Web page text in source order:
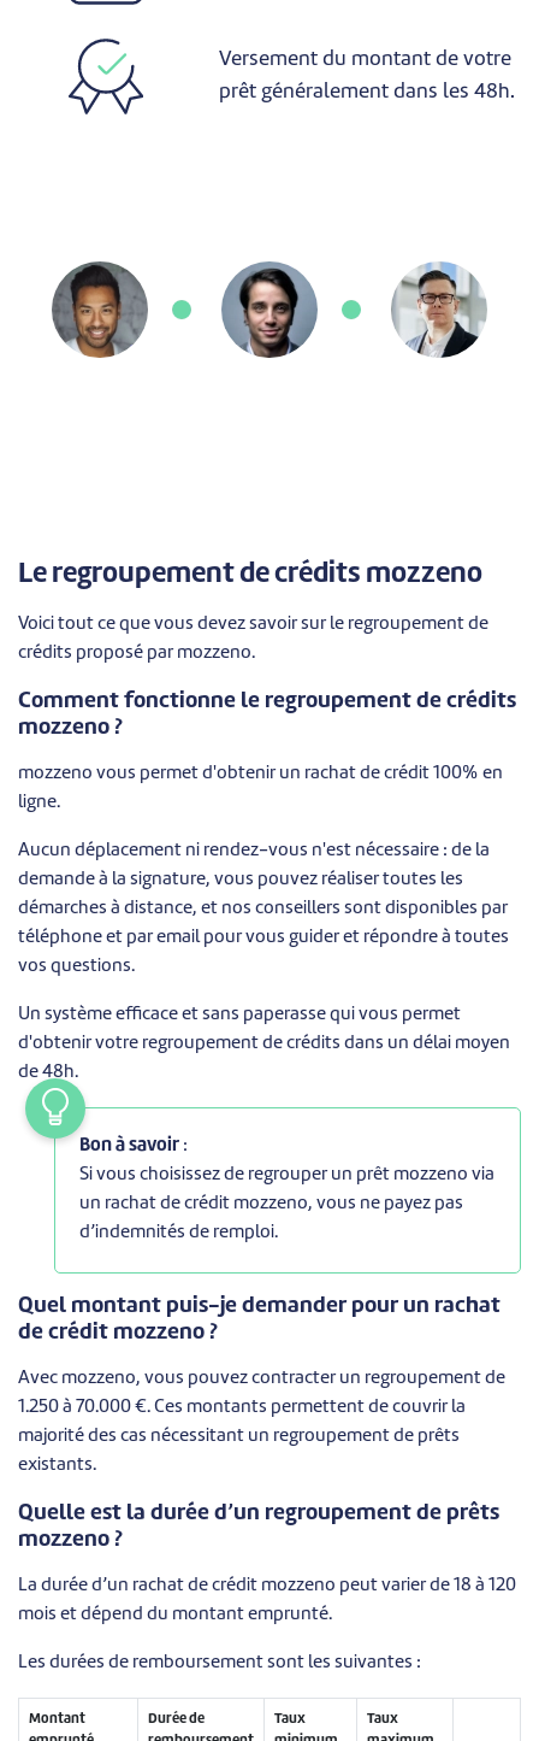
Versement du montant de votre
prêt généralement dans les 48h.
Le regroupement de crédits mozzeno
Voici tout ce que vous devez savoir sur le regroupement de
crédits proposé par mozzeno.
Comment fonctionne le regroupement de crédits
mozzeno ?
mozzeno vous permet d'obtenir un rachat de crédit 100% en
ligne.
Aucun déplacement ni rendez-vous n'est nécessaire : de la
demande à la signature, vous pouvez réaliser toutes les
démarches à distance, et nos conseillers sont disponibles par
téléphone et par email pour vous guider et répondre à toutes
vos questions.
Un système efficace et sans paperasse qui vous permet
d'obtenir votre regroupement de crédits dans un délai moyen
de 48h.
Bon à savoir :
Si vous choisissez de regrouper un prêt mozzeno via
un rachat de crédit mozzeno, vous ne payez pas
d’indemnités de remploi.
Quel montant puis-je demander pour un rachat
de crédit mozzeno ?
Avec mozzeno, vous pouvez contracter un regroupement de
1.250 à 70.000 €. Ces montants permettent de couvrir la
majorité des cas nécessitant un regroupement de prêts
existants.
Quelle est la durée d’un regroupement de prêts
mozzeno ?
La durée d’un rachat de crédit mozzeno peut varier de 18 à 120
mois et dépend du montant emprunté.
Les durées de remboursement sont les suivantes :
Montant
Durée de
Taux
Taux